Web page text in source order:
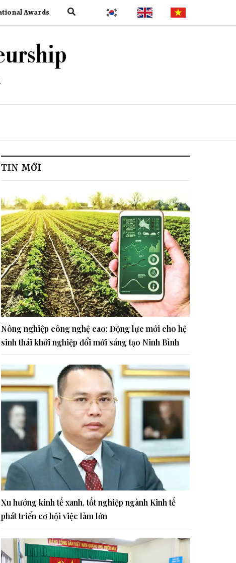
Awards
TIN MỚI
Nông nghiệp công nghệ cao: Động lực mới cho hệ
sinh thái khởi nghiệp đổi mới sáng tạo Ninh Bình
Xu hướng kinh tế xanh, tốt nghiệp ngành Kinh tế
phát triển cơ hội việc làm lớn